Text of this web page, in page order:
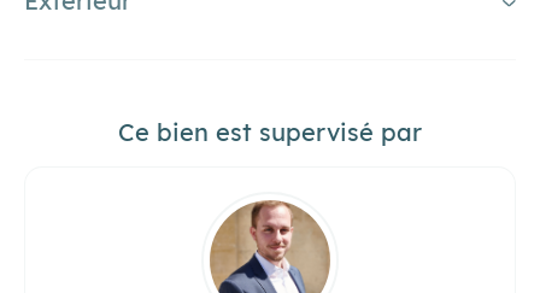
Ce bien est supervisé par